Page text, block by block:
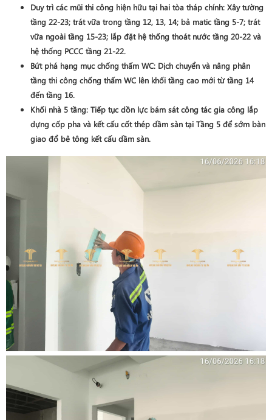
Duy trì các mũi thi công hiện hữu tại hai tòa tháp chính: Xây tường
tầng 22-23; trát vữa trong tầng 12, 13, 14; bả matic tầng 5-7; trát
vữa ngoài tầng 15-23; lắp đặt hệ thống thoát nước tầng 20-22 và
hệ thống PCCC tầng 21-22.
Bứt phá hạng mục chống thấm WC: Dịch chuyển và nâng phân
tầng thi công chống thấm WC lên khối tầng cao mới từtầng 14
đến tầng 16.
Khối nhà 5 tầng: Tiếp tục dồn lực bám sát công tác gia công lắp
dựng cốp pha và kết cấu cốt thép dầm sàn tại Tầng 5 để sớm bàn
giao đổ bê tông kết cấu dầm sàn.